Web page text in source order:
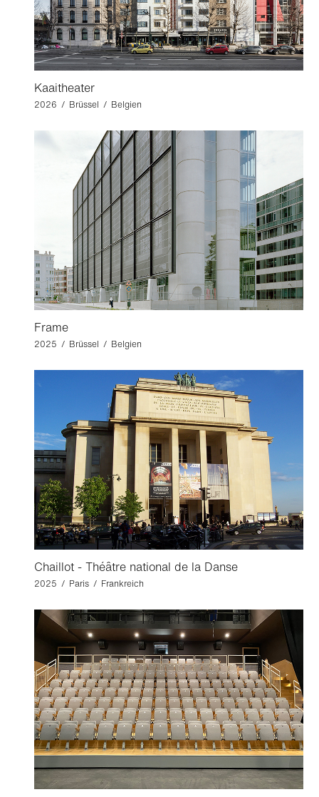
Kaaitheater
2026 / Brüssel / Belgien
Frame
2025 / Brüssel / Belgien
Chaillot - Théâtre national de la Danse
2025 / Paris / Frankreich